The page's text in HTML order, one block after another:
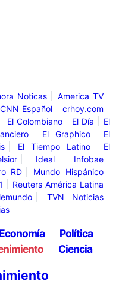
Noticas
America TV
CNN Español
crhoy.com
El Colombiano El Día
El
El Graphico
El
El Tiempo Latino
El
Ideal
Infobae
RD
Mundo Hispánico
Reuters América Latina
TVN Noticias
Economía
Política
Ciencia